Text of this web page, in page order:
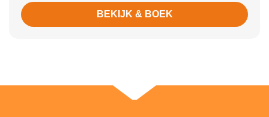
BEKIJK & BOEK